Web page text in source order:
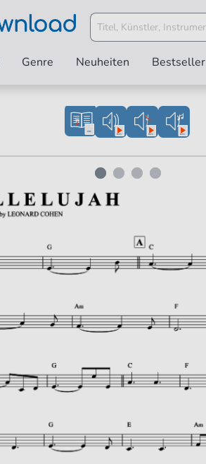
Genre Neuheiten Bestseller